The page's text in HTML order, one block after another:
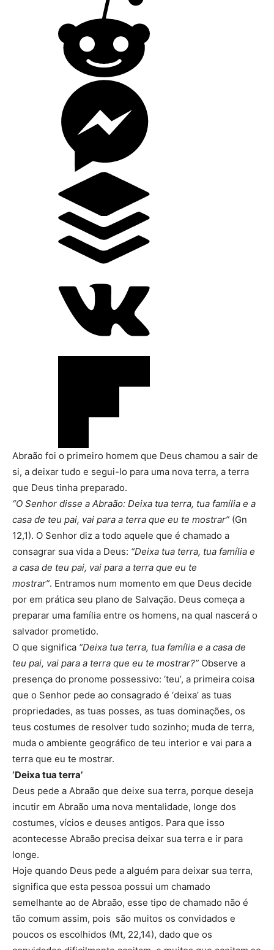
Abraão foi o primeiro homem que Deus chamou a sair de
si, a deixar tudo e segui-lo para uma nova terra, a terra
que Deus tinha preparado.
“O Senhor disse a Abraão: Deixa tua terra, tua família e a
casa de teu pai, vai para a terra que eu te mostrar” (Gn
12,1). O Senhor diz a todo aquele que é chamado a
consagrar sua vida a Deus: “Deixa tua terra, tua família e
a casa de teu pai, vai para a terra que eu te
mostrar”. Entramos num momento em que Deus decide
por em prática seu plano de Salvação. Deus começa a
preparar uma família entre os homens, na qual nascerá o
salvador prometido.
O que significa “Deixa tua terra, tua família e a casa de
teu pai, vai para a terra que eu te mostrar?” Observe a
presença do pronome possessivo: ‘teu’, a primeira coisa
que o Senhor pede ao consagrado é ‘deixa’ as tuas
propriedades, as tuas posses, as tuas dominações, os
teus costumes de resolver tudo sozinho; muda de terra,
muda o ambiente geográfico de teu interior e vai para a
terra que eu te mostrar.
‘Deixa tua terra’
Deus pede a Abraão que deixe sua terra, porque deseja
incutir em Abraão uma nova mentalidade, longe dos
costumes, vícios e deuses antigos. Para que isso
acontecesse Abraão precisa deixar sua terra e ir para
longe.
Hoje quando Deus pede a alguém para deixar sua terra,
significa que esta pessoa possui um chamado
semelhante ao de Abraão, esse tipo de chamado não é
tão comum assim, pois são muitos os convidados e
poucos os escolhidos (Mt, 22,14), dado que os